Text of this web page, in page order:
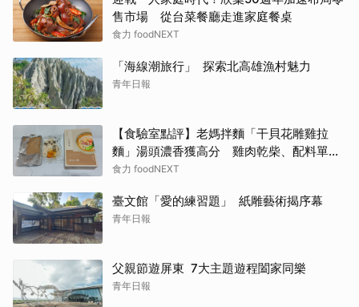
售市場 從台菜餐廳走進家庭餐桌
食力 foodNEXT
「海線潮旅行」 探索北高雄漁村魅力
青年日報
【食驗室點評】老媽拌麵「干貝花雕雞拉
麵」湯頭濃香獲高分 雞肉乾柴、配料單調
成扣分點
食力 foodNEXT
臺文館「愛的練習題」 紙雕藝術揭序幕
青年日報
父親節遊屏東 7大主題遊程闔家同樂
青年日報